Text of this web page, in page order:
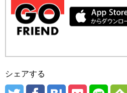
シェアする